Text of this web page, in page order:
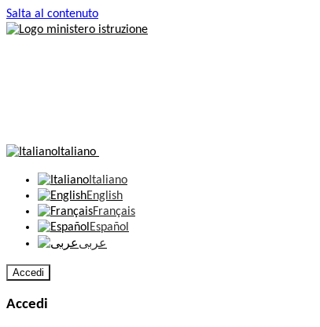
Salta al contenuto
Italiano
Italiano
English
Français
Español
عربى
Accedi
Accedi